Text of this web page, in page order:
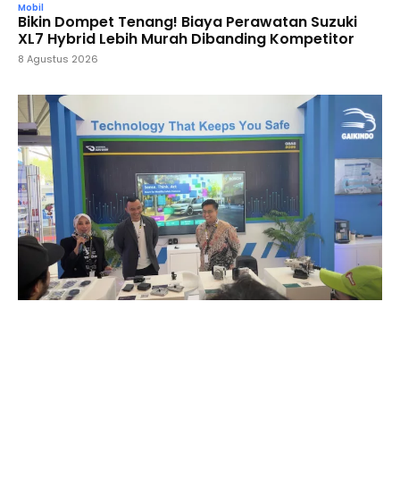
Mobil
Bikin Dompet Tenang! Biaya Perawatan Suzuki
XL7 Hybrid Lebih Murah Dibanding Kompetitor
8 Agustus 2026